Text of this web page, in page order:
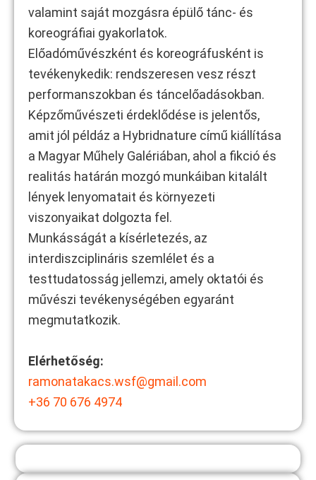
valamint saját mozgásra épülő tánc- és
koreográfiai gyakorlatok.
Előadóművészként és koreográfusként is
tevékenykedik: rendszeresen vesz részt
performanszokban és táncelőadásokban.
Képzőművészeti érdeklődése is jelentős,
amit jól példáz a Hybridnature című kiállítása
a Magyar Műhely Galériában, ahol a fikció és
realitás határán mozgó munkáiban kitalált
lények lenyomatait és környezeti
viszonyaikat dolgozta fel.
Munkásságát a kísérletezés, az
interdiszciplináris szemlélet és a
testtudatosság jellemzi, amely oktatói és
művészi tevékenységében egyaránt
megmutatkozik.
Elérhetőség:
ramonatakacs.wsf@gmail.com
+36 70 676 4974